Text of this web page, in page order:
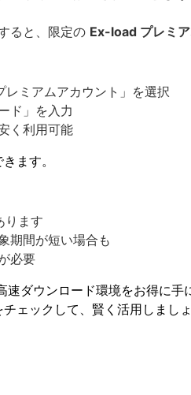
ると、限定の Ex-load プレミ
ミアムアカウント」を選択
ド」を入力
く利用可能
ます。
ります
期間が短い場合も
必要
速ダウンロード環境をお得に
ェックして、賢く活用しましょ